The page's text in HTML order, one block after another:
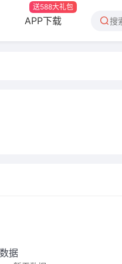
APP下载
送588大礼包